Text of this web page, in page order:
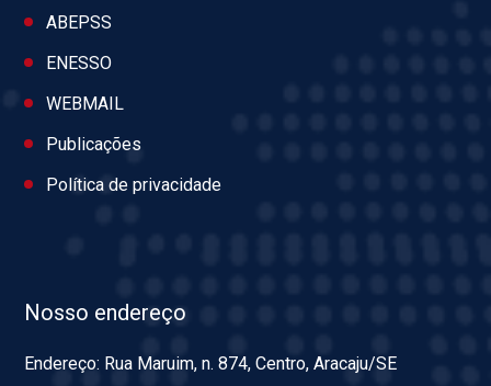
ABEPSS
ENESSO
WEBMAIL
Publicações
Política de privacidade
Nosso endereço
Endereço: Rua Maruim, n. 874, Centro, Aracaju/SE